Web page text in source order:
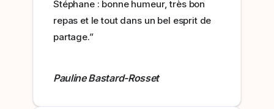
Stéphane : bonne humeur, très bon
repas et le tout dans un bel esprit de
partage.”
Pauline Bastard-Rosset